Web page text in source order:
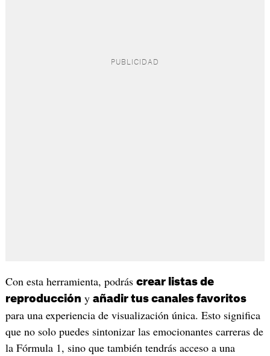
Con esta herramienta, podrás crear listas de
reproducción y añadir tus canales favoritos
para una experiencia de visualización única. Esto significa
que no solo puedes sintonizar las emocionantes carreras de
la Fórmula 1, sino que también tendrás acceso a una